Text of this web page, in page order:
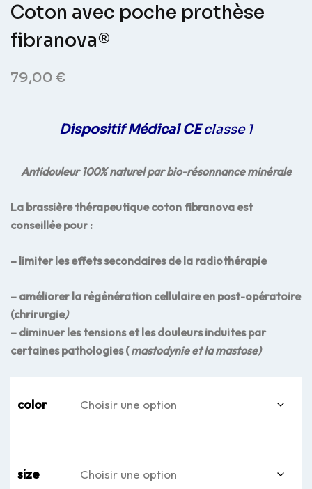
Coton avec poche prothèse
fibranova®
79,00 €
Dispositif Médical CEclasse 1
Antidouleur 100% naturel par bio-résonnance minérale
La brassière thérapeutique coton fibranova est
conseillée pour :
– limiter les effets secondaires de la radiothérapie
– améliorer la régénération cellulaire en post-opératoire
(chrirurgie)
– diminuer les tensions et les douleurs induites par
certaines pathologies (mastodynie et la mastose)
color
size